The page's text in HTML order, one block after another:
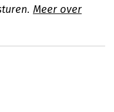
Meer over